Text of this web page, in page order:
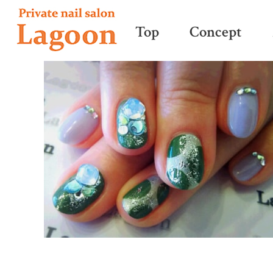
Top Concept